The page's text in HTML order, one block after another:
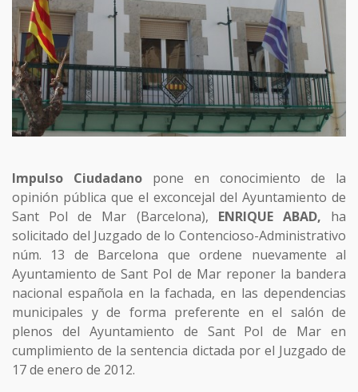
Impulso Ciudadano pone en conocimiento de la
opinión pública que el exconcejal del Ayuntamiento de
Sant Pol de Mar (Barcelona), ENRIQUE ABAD, ha
solicitado del Juzgado de lo Contencioso-Administrativo
núm. 13 de Barcelona que ordene nuevamente al
Ayuntamiento de Sant Pol de Mar reponer la bandera
nacional española en la fachada, en las dependencias
municipales y de forma preferente en el salón de
plenos del Ayuntamiento de Sant Pol de Mar en
cumplimiento de la sentencia dictada por el Juzgado de
17 de enero de 2012.